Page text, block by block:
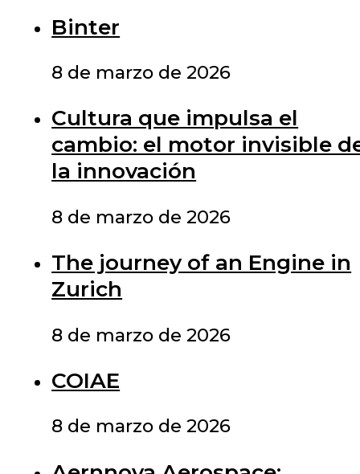
Binter
8 de marzo de 2026
Cultura que impulsa el
cambio: el motor invisible
la innovación
8 de marzo de 2026
The journey of an Engine in
Zurich
8 de marzo de 2026
COIAE
8 de marzo de 2026